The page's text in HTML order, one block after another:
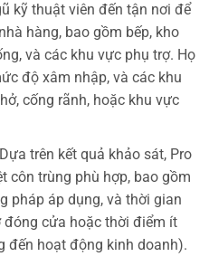
kỹ thuật viên đến tận nơi để
hàng, bao gồm bếp, kho
và các khu vực phụ trợ. Họ
độ xâm nhập, và các khu
cống rãnh, hoặc khu vực
trên kết quả khảo sát, Pro
côn trùng phù hợp, bao gồm
pháp áp dụng, và thời gian
cửa hoặc thời điểm ít
đến hoạt động kinh doanh).